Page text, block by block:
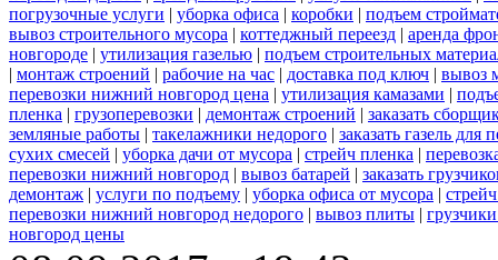
погрузочные услуги | уборка офиса | коробки | подъем
вывоз строительного мусора | коттеджный переезд | аренда
новгороде | утилизация газелью | подъем строительных
| монтаж строений | рабочие на час | доставка под ключ | вывоз
перевозки нижний новгород цена | утилизация камазами |
пленка | грузоперевозки | демонтаж строений | заказать
земляные работы | такелажники недорого | заказать газель
сухих смесей | уборка дачи от мусора | стрейч пленка |
перевозки нижний новгород | вывоз батарей | заказать
демонтаж | услуги по подъему | уборка офиса от мусора |
перевозки нижний новгород недорого | вывоз плиты |
новгород цены